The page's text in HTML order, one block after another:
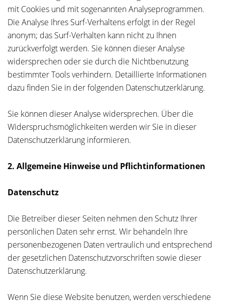
mit Cookies und mit sogenannten Analyseprogrammen.
Die Analyse Ihres Surf-Verhaltens erfolgt in der Regel
anonym; das Surf-Verhalten kann nicht zu Ihnen
zurückverfolgt werden. Sie können dieser Analyse
widersprechen oder sie durch die Nichtbenutzung
bestimmter Tools verhindern. Detaillierte Informationen
dazu finden Sie in der folgenden Datenschutzerklärung.
Sie können dieser Analyse widersprechen. Über die
Widerspruchsmöglichkeiten werden wir Sie in dieser
Datenschutzerklärung informieren.
2. Allgemeine Hinweise und Pflichtinformationen
Datenschutz
Die Betreiber dieser Seiten nehmen den Schutz Ihrer
persönlichen Daten sehr ernst. Wir behandeln Ihre
personenbezogenen Daten vertraulich und entsprechend
der gesetzlichen Datenschutzvorschriften sowie dieser
Datenschutzerklärung.
Wenn Sie diese Website benutzen, werden verschiedene